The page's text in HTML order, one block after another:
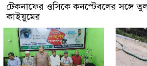
টেকনাফের ওসিকে কনস্টেবলের সঙ্গে
কাইয়ুমের